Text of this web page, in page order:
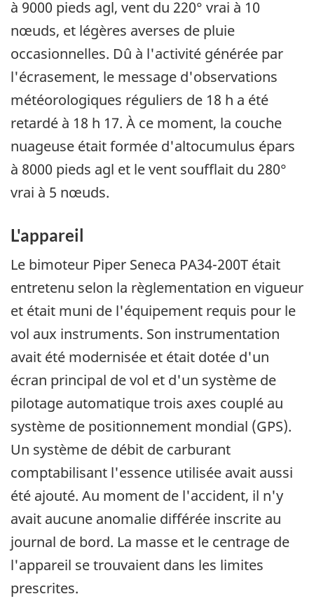
à 9000 pieds agl, vent du 220° vrai à 10
nœuds, et légères averses de pluie
occasionnelles. Dû à l'activité générée par
l'écrasement, le message d'observations
météorologiques réguliers de 18 h a été
retardé à 18 h 17. À ce moment, la couche
nuageuse était formée d'altocumulus épars
à 8000 pieds agl et le vent soufflait du 280°
vrai à 5 nœuds.
L'appareil
Le bimoteur Piper Seneca PA34-200T était
entretenu selon la règlementation en vigueur
et était muni de l'équipement requis pour le
vol aux instruments. Son instrumentation
avait été modernisée et était dotée d'un
écran principal de vol et d'un système de
pilotage automatique trois axes couplé au
système de positionnement mondial (GPS).
Un système de débit de carburant
comptabilisant l'essence utilisée avait aussi
été ajouté. Au moment de l'accident, il n'y
avait aucune anomalie différée inscrite au
journal de bord. La masse et le centrage de
l'appareil se trouvaient dans les limites
prescrites.